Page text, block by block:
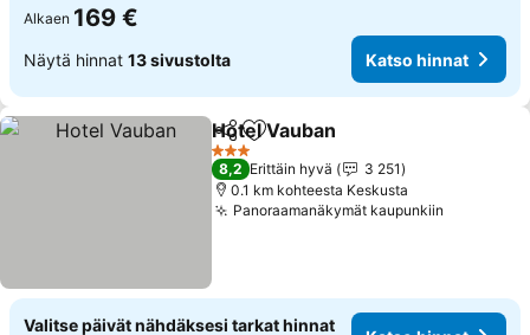
Alkaen 169 €
Näytä hinnat 13 sivustolta Katso hinnat
Jaa Lisää suosikkeihin
Hotel Vauban
3 Tähtiluokitus
8,2 Erittäin hyvä
3 251
0.1 km kohteesta Keskusta
Panoraamanäkymät kaupunkiin
Valitse päivät nähdäksesi tarkat hinnat